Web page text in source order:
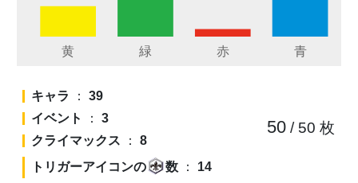
キャラ ： 39
イベント
： 3
クライマックス ： 8
トリガーアイコンの
数 ： 14
50/ 50 枚